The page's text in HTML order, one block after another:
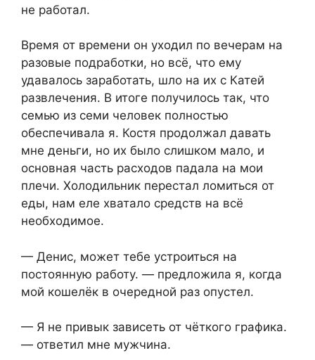
не работал.
Время от времени он уходил по вечерам на
разовые подработки, но всё, что ему
удавалось заработать, шло на их с Катей
развлечения. В итоге получилось так, что
семью из семи человек полностью
обеспечивала я. Костя продолжал давать
мне деньги, но их было слишком мало, и
основная часть расходов падала на мои
плечи. Холодильник перестал ломиться от
еды, нам еле хватало средств на всё
необходимое.
— Денис, может тебе устроиться на
постоянную работу. — предложила я, когда
мой кошелёк в очередной раз опустел.
— Я не привык зависеть от чёткого графика.
— ответил мне мужчина.